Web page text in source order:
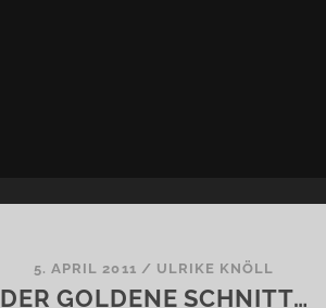
5. APRIL 2011 / ULRIKE KNÖLL
DER GOLDENE SCHNITT…